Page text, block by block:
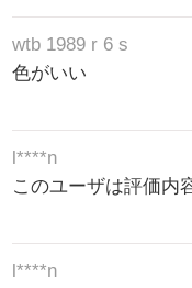
wtb 1989 r 6 s
色がいい
l****n
このユーザは評価内
l****n